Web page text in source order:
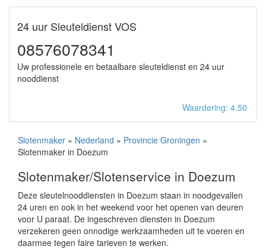
24 uur Sleuteldienst VOS
08576078341
Uw professionele en betaalbare sleuteldienst en 24 uur
nooddienst
Waardering: 4.50
Slotenmaker » Nederland » Provincie Groningen »
Slotenmaker in Doezum
Slotenmaker/Slotenservice in Doezum
Deze sleutelnooddiensten in Doezum staan in noodgevallen
24 uren en ook in het weekend voor het openen van deuren
voor U paraat. De ingeschreven diensten in Doezum
verzekeren geen onnodige werkzaamheden uit te voeren en
daarmee tegen faire tarieven te werken.